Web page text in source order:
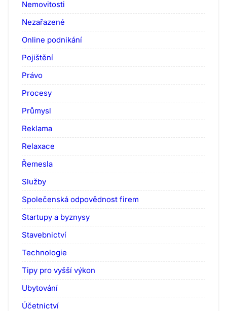
Nemovitosti
Nezařazené
Online podnikání
Pojištění
Právo
Procesy
Průmysl
Reklama
Relaxace
Řemesla
Služby
Společenská odpovědnost firem
Startupy a byznysy
Stavebnictví
Technologie
Tipy pro vyšší výkon
Ubytování
Účetnictví